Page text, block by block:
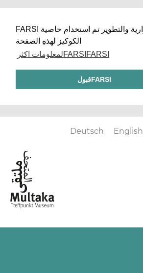
FARSI للأستمرارية والتطوير تم استخدام خاصية
الكوكيز لهذهِ الصفحة
لمعلومات اكثرFARSIFARSI
قبولFARSI
Deutsch English